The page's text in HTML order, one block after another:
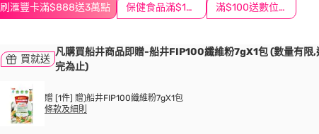
刷滙豐卡滿$888送3萬點 保健食品滿$1200送$100 滿$100送數位印花
買就送
凡購買船井商品即贈-船井FIP100纖維粉7gX1包 (數量有限,
完為止)
贈 [1件] 贈)船井FIP100纖維粉7gX1包
條款及細則